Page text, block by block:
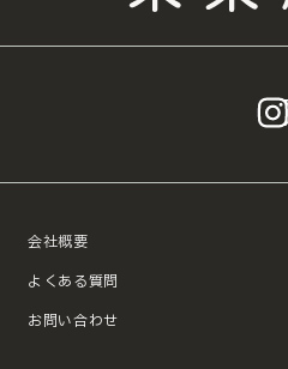
会社概要
よくある質問
お問い合わせ